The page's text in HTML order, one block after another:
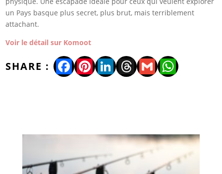
un Pays basque plus secret, plus brut, mais terriblement
attachant.
Voir le détail sur Komoot
Facebook
Pinterest
LinkedIn
Threads
Gmail